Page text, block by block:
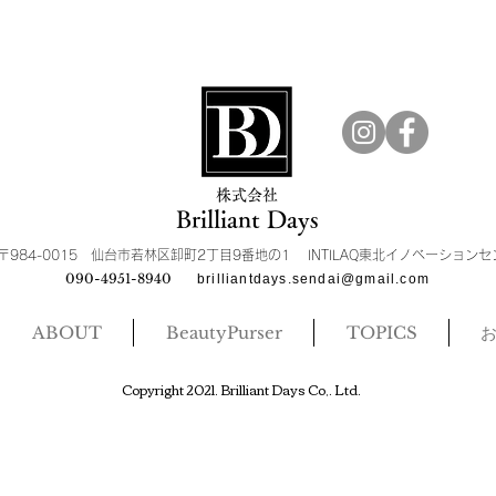
​株式会社
Brilliant Days
984-0015 仙台市若林区卸町2丁目9番地の1 INTILAQ東北イノベーションセ
090-4951-8940 brilliantdays.sendai@gmail.com
ABOUT BeautyPurser TOPICS
​Copyright 2021. Brilliant Days Co,. Ltd.